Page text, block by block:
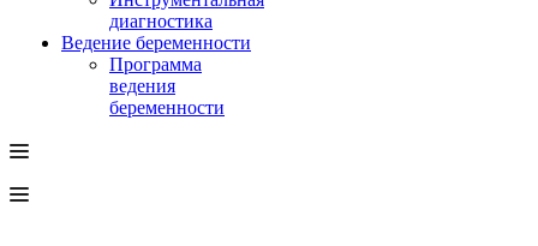
диагностика
Ведение беременности
Программа
ведения
беременности